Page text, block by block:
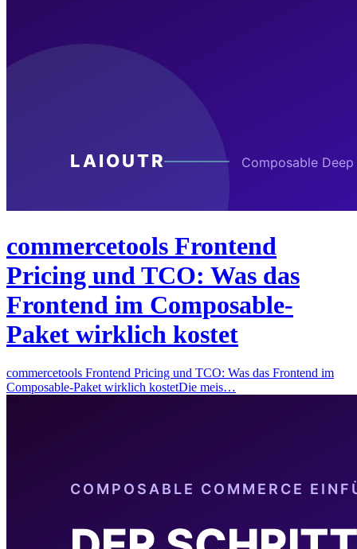
commercetools Frontend
Pricing und TCO: Was das
Frontend im Composable-
Paket wirklich kostet
commercetools Frontend Pricing und TCO: Was das Frontend im
Composable-Paket wirklich kostetDie meis…